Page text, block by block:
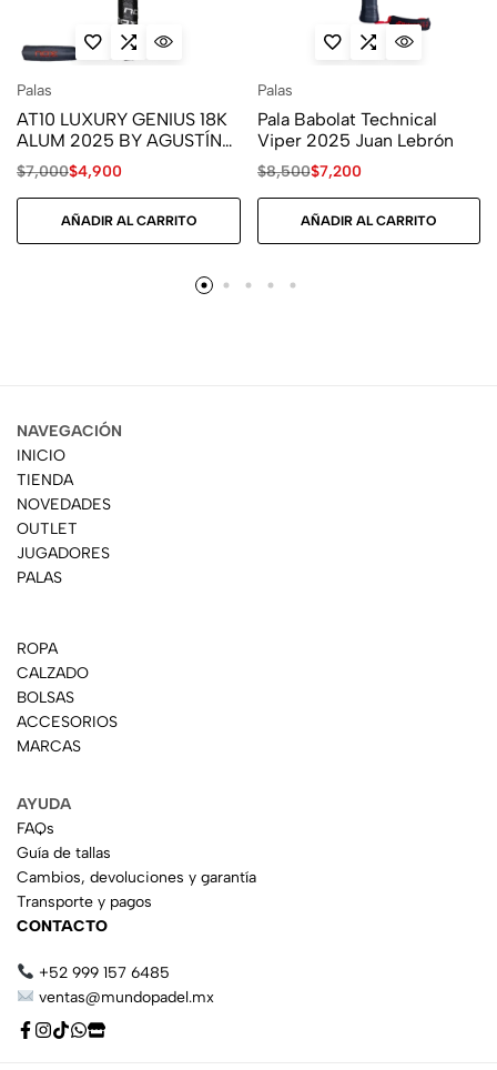
Palas
AT10 LUXURY GENIUS 18K
ALUM 2025 BY AGUSTÍN
TAPIA
$7,000$4,900
AÑADIR AL CARRITO
Palas
Pala Babolat Technical
Viper 2025 Juan Lebrón
$8,500$7,200
AÑADIR AL CARRITO
NAVEGACIÓN
INICIO
TIENDA
NOVEDADES
OUTLET
JUGADORES
PALAS
ROPA
CALZADO
BOLSAS
ACCESORIOS
MARCAS
AYUDA
FAQs
Guía de tallas
Cambios, devoluciones y garantía
Transporte y pagos
CONTACTO
+52 999 157 6485
ventas@mundopadel.mx